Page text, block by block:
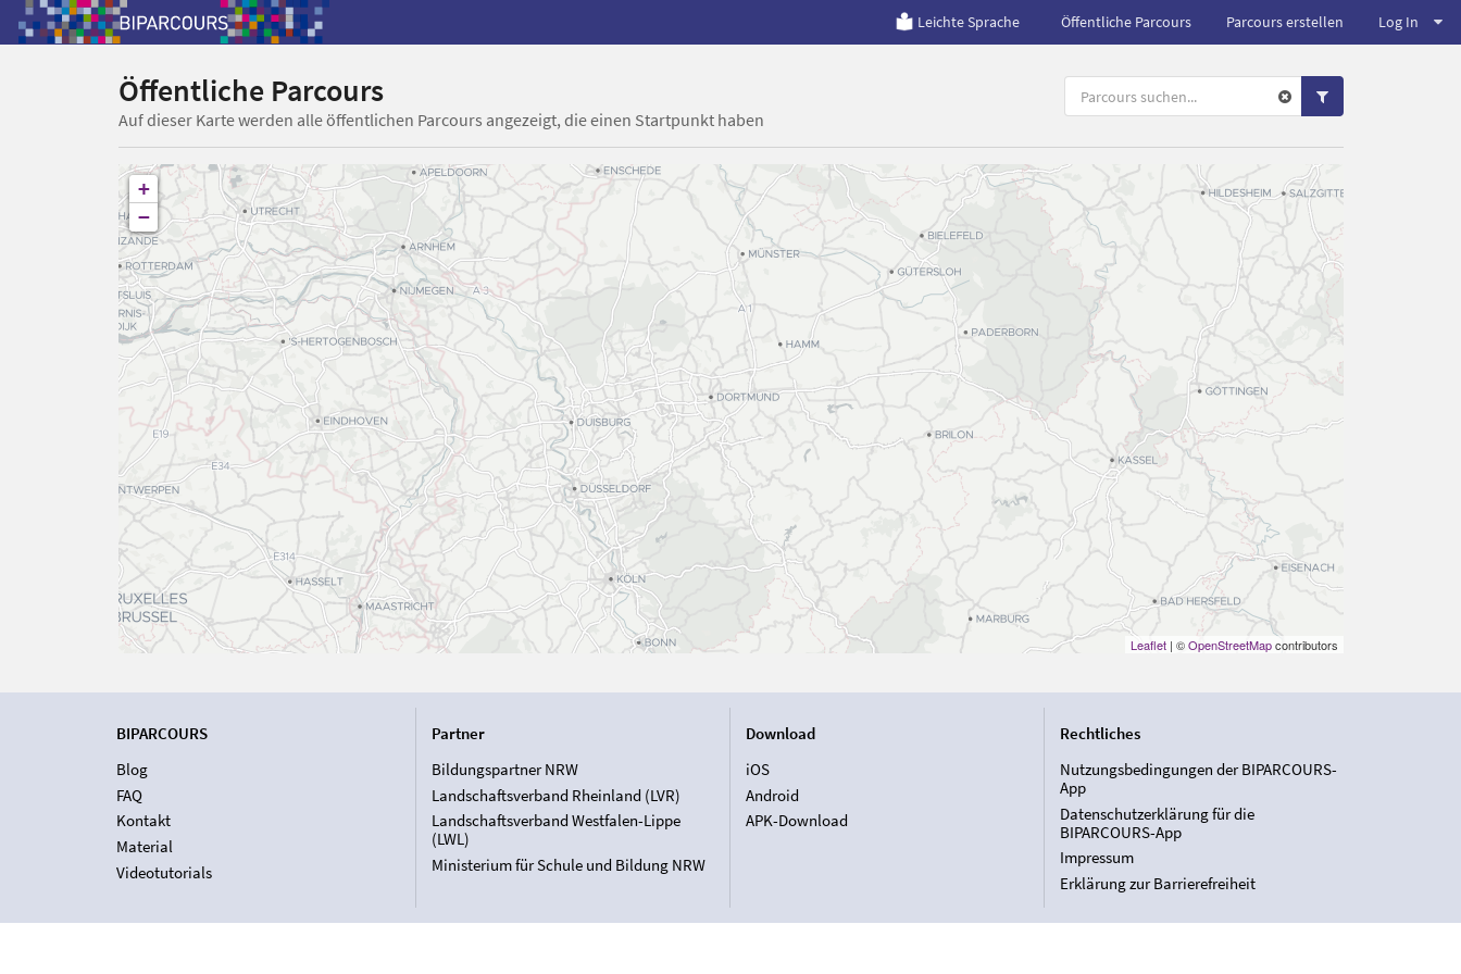
Leichte Sprache Öffentliche Parcours Parcours erstellen Log In
Öffentliche Parcours
Auf dieser Karte werden alle öffentlichen Parcours angezeigt, die einen Startpunkt haben
+
−
Leaflet| ©OpenStreetMapcontributors
BIPARCOURS
Blog
FAQ
Kontakt
Material
Videotutorials
Partner
Bildungspartner NRW
Landschaftsverband Rheinland (LVR)
Landschaftsverband Westfalen-Lippe
(LWL)
Ministerium für Schule und Bildung NRW
Download
iOS
Android
APK-Download
Rechtliches
Nutzungsbedingungen der BIPARCOURS-
App
Datenschutzerklärung für die
BIPARCOURS-App
Impressum
Erklärung zur Barrierefreiheit